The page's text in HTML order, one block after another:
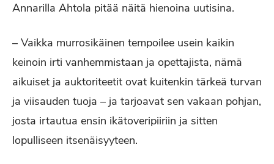
Annarilla Ahtola pitää näitä hienoina uutisina.
– Vaikka murrosikäinen tempoilee usein kaikin
keinoin irti vanhemmistaan ja opettajista, nämä
aikuiset ja auktoriteetit ovat kuitenkin tärkeä turvan
ja viisauden tuoja – ja tarjoavat sen vakaan pohjan,
josta irtautua ensin ikätoveripiiriin ja sitten
lopulliseen itsenäisyyteen.